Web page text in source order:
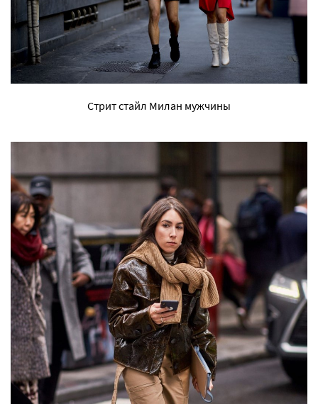
Стрит стайл Милан мужчины